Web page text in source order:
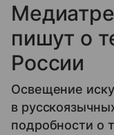
пишут о
России
Освещение
в
подробности о